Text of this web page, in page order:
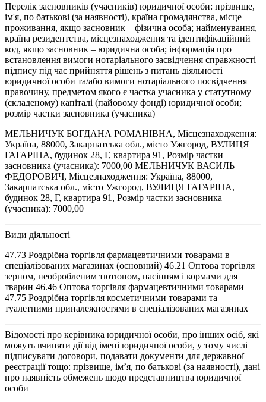
Перелік засновників (учасників) юридичної особи: прізвище,
ім'я, по батькові (за наявності), країна громадянства, місце
проживання, якщо засновник – фізична особа; найменування,
країна резидентства, місцезнаходження та ідентифікаційний
код, якщо засновник – юридична особа; інформація про
встановлення вимоги нотаріального засвідчення справжності
підпису під час прийняття рішень з питань діяльності
юридичної особи та/або вимоги нотаріального посвідчення
правочину, предметом якого є частка учасника у статутному
(складеному) капіталі (пайовому фонді) юридичної особи;
розмір частки засновника (учасника)
МЕЛЬНИЧУК БОГДАНА РОМАНІВНА, Місцезнаходження:
Україна, 88000, Закарпатська обл., місто Ужгород, ВУЛИЦЯ
ГАГАРІНА, будинок 28, Г, квартира 91, Розмір частки
засновника (учасника): 7000,00 МЕЛЬНИЧУК ВАСИЛЬ
ФЕДОРОВИЧ, Місцезнаходження: Україна, 88000,
Закарпатська обл., місто Ужгород, ВУЛИЦЯ ГАГАРІНА,
будинок 28, Г, квартира 91, Розмір частки засновника
(учасника): 7000,00
Види діяльності
47.73 Роздрібна торгівля фармацевтичними товарами в
спеціалізованих магазинах (основний) 46.21 Оптова торгівля
зерном, необробленим тютюном, насінням і кормами для
тварин 46.46 Оптова торгівля фармацевтичними товарами
47.75 Роздрібна торгівля косметичними товарами та
туалетними приналежностями в спеціалізованих магазинах
Відомості про керівника юридичної особи, про інших осіб, які
можуть вчиняти дії від імені юридичної особи, у тому числі
підписувати договори, подавати документи для державної
реєстрації тощо: прізвище, ім’я, по батькові (за наявності), дані
про наявність обмежень щодо представництва юридичної
особи